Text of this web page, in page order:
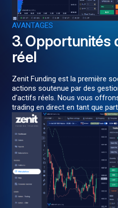
AVANTAGES
3. Opportunités
réel
Zenit Funding est la première
actions soutenue par des
d'actifs réels. Nous vous
trading en direct en tant que